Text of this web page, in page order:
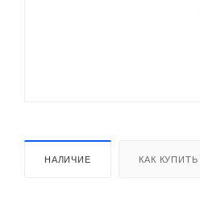
НАЛИЧИЕ КАК КУПИТЬ